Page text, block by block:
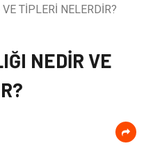
TİPLERİ NELERDİR?
NEDİR VE